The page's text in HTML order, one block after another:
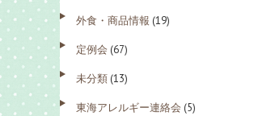
外食・商品情報 (19)
定例会 (67)
未分類 (13)
東海アレルギー連絡会 (5)